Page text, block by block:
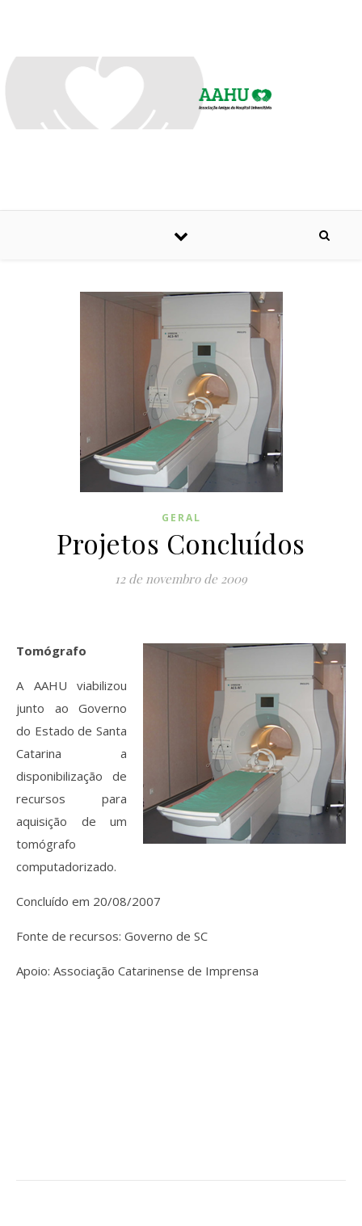
GERAL
Projetos Concluídos
12 de novembro de 2009
Tomógrafo
A AAHU viabilizou
junto ao Governo
do Estado de Santa
Catarina a
disponibilização de
recursos para
aquisição de um
tomógrafo
computadorizado.
Concluído em 20/08/2007
Fonte de recursos: Governo de SC
Apoio: Associação Catarinense de Imprensa